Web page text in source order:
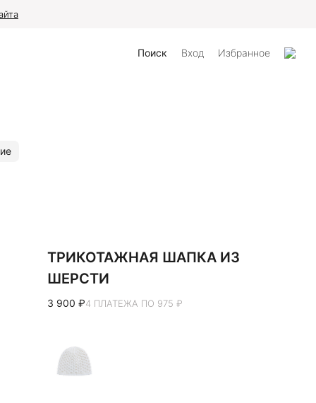
Поиск Вход Избранное
ТРИКОТАЖНАЯ ШАПКА ИЗ
ШЕРСТИ
3 900 ₽4 ПЛАТЕЖА ПО 975 ₽